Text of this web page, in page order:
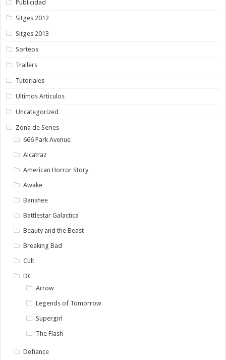
Publicidad
Sitges 2012
Sitges 2013
Sorteos
Trailers
Tutoriales
Ultimos Articulos
Uncategorized
Zona de Series
666 Park Avenue
Alcatraz
American Horror Story
Awake
Banshee
Battlestar Galactica
Beauty and the Beast
Breaking Bad
Cult
DC
Arrow
Legends of Tomorrow
Supergirl
The Flash
Defiance